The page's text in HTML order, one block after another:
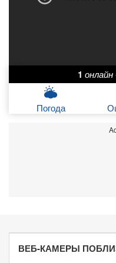
1 онлайн
Погода
ВЕБ-КАМЕРЫ